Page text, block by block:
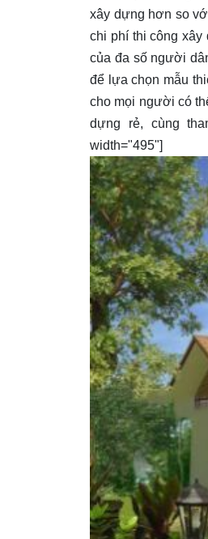
xây dựng hơn so
chi phí thi công
của đa số người
để lựa chọn mẫu
cho mọi người có
dựng rẻ, cùng
width="495"]